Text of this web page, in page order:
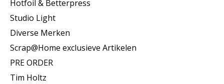
Hotfoil & Betterpress
Studio Light
Diverse Merken
Scrap@Home exclusieve Artikelen
PRE ORDER
Tim Holtz